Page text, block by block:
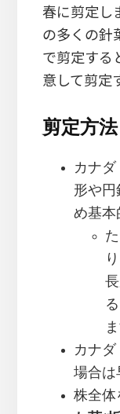
春に剪定し
の多くの針
で剪定する
意して剪定
剪定方法
カナ
形や円
め基本
カナ
場合は
株全体